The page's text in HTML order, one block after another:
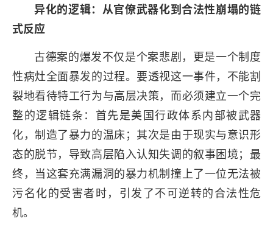
异化的逻辑：从官僚武器化到合法性崩塌的链
式反应
古德案的爆发不仅是个案悲剧，更是一个制度
性病灶全面暴发的过程。要透视这一事件，不能割
裂地看待特工行为与高层决策，而必须建立一个完
整的逻辑链条：首先是美国行政体系内部被武器
化，制造了暴力的温床；其次是由于现实与意识形
态的脱节，导致高层陷入认知失调的叙事困境；最
终，当这套充满漏洞的暴力机制撞上了一位无法被
污名化的受害者时，引发了不可逆转的合法性危
机。